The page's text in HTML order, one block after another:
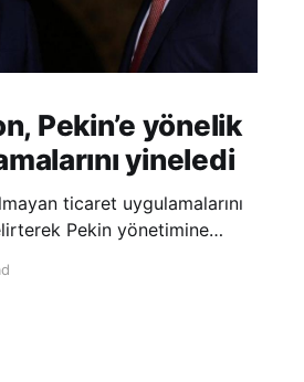
Pekin’e yönelik
yineledi
ticaret uygulamalarını
Pekin yönetimine
fikri mülkiyet ve teknoloji